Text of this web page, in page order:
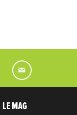
LE MAG